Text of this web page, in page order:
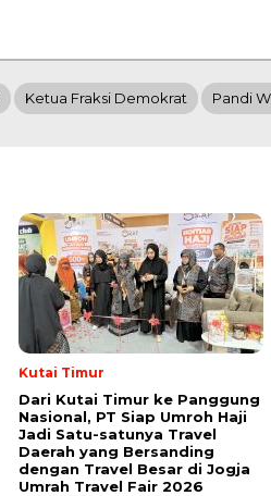
Ketua Fraksi Demokrat Pandi
Kutai Timur
Dari Kutai Timur ke Panggung
Nasional, PT Siap Umroh Haji
Jadi Satu-satunya Travel
Daerah yang Bersanding
dengan Travel Besar di Jogja
Umrah Travel Fair 2026